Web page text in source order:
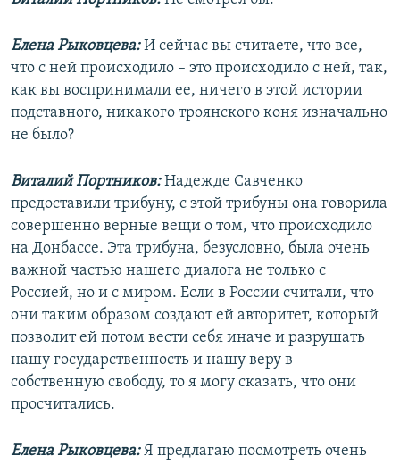
Елена Рыковцева:И сейчас вы считаете, что все,
что с ней происходило – это происходило с ней, так,
как вы воспринимали ее, ничего в этой истории
подставного, никакого троянского коня изначально
не было?
Виталий Портников:Надежде Савченко
предоставили трибуну, с этой трибуны она говорила
совершенно верные вещи о том, что происходило
на Донбассе. Эта трибуна, безусловно, была очень
важной частью нашего диалога не только с
Россией, но и с миром. Если в России считали, что
они таким образом создают ей авторитет, который
позволит ей потом вести себя иначе и разрушать
нашу государственность и нашу веру в
собственную свободу, то я могу сказать, что они
просчитались.
Елена Рыковцева:Я предлагаю посмотреть очень